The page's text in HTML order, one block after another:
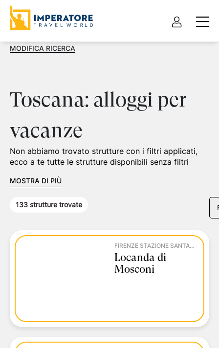
MODIFICA RICERCA
Toscana: alloggi per
vacanze
Non abbiamo trovato strutture con i filtri applicati,
ecco a te tutte le strutture disponibili senza filtri
MOSTRA DI PIÙ
133 strutture trovate
FIRENZE STAZIONE SANTA MARIA NOVELLA
Locanda di
Mosconi